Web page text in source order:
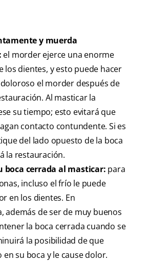
y muerda
el morder ejerce una enorme
los dientes, y esto puede hacer
el morder después de
Al masticar la
su tiempo; esto evitará que
contacto contundente. Si es
del lado opuesto de la boca
la restauración.
boca cerrada al masticar: para
incluso el frío le puede
en los dientes. En
además de ser de muy buenos
la boca cerrada cuando se
la posibilidad de que
su boca y le cause dolor.